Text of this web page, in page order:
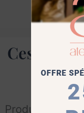
Ces
Produits
OFFRE